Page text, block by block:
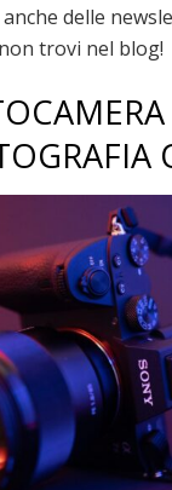
anche delle
trovi nel blog!